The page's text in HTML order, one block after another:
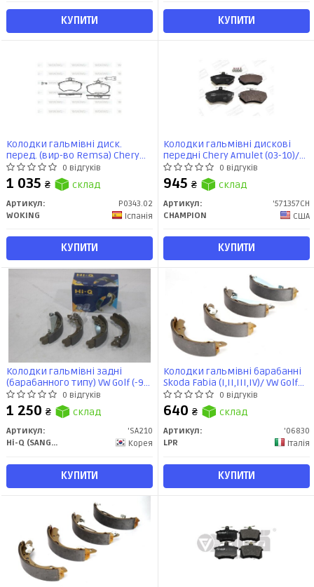
КУПИТИ КУПИТИ
Колодки гальмівні диск.
перед. (вир-во Remsa) Chery
Amulet ii 1.8 10-,Chery Amulet ii
2.0 10- (P0343.02) WOKING
0 відгуків
1 035 ₴ склад
Артикул:
P0343.02
WOKING
Іспанія
КУПИТИ
Колодки гальмівні дискові
передні Chery Amulet (03-10)/
VW Caddy II (571357CH)
CHAMPION
0 відгуків
945 ₴ склад
Артикул:
'571357CH
CHAMPION
США
КУПИТИ
Колодки гальмівні задні
(барабанного типу) VW Golf (-99)
(SA210) HI-Q 0 відгуків
1 250 ₴ склад
Артикул:
'SA210
Hi-Q (SANGSIN)
Корея
КУПИТИ
Колодки гальмівні барабанні
Skoda Fabia (I,II,III,IV)/ VW Golf
IV, Polo (III,IV,V,VI) (06830) LPR
0 відгуків
640 ₴ склад
Артикул:
'06830
LPR
Італія
КУПИТИ